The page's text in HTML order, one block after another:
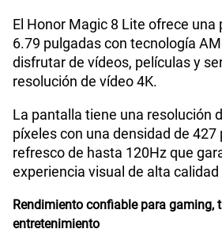
Reconocimiento Facial
Lector de Huella
Dimensión
El Honor Magic 8 Lite ofrece una
6.79 pulgadas con tecnología
disfrutar de vídeos, películas y
resolución de vídeo 4K.
La pantalla tiene una resolución
píxeles con una densidad de 427
refresco de hasta 120Hz que
experiencia visual de alta
Rendimiento confiable para gaming,
entretenimiento